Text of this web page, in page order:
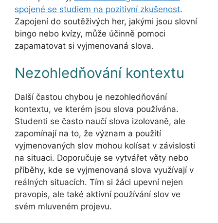
spojené se studiem na pozitivní zkušenost.
Zapojení do soutěživých her, jakými jsou slovní
bingo nebo kvízy, může účinně pomoci
zapamatovat si vyjmenovaná slova.
Nezohledňování kontextu
Další častou chybou je nezohledňování
kontextu, ve kterém jsou slova používána.
Studenti se často naučí slova izolovaně, ale
zapomínají na to, že význam a použití
vyjmenovaných slov mohou kolísat v závislosti
na situaci. Doporučuje se vytvářet věty nebo
příběhy, kde se vyjmenovaná slova využívají v
reálných situacích. Tím si žáci upevní nejen
pravopis, ale také aktivní používání slov ve
svém mluveném projevu.